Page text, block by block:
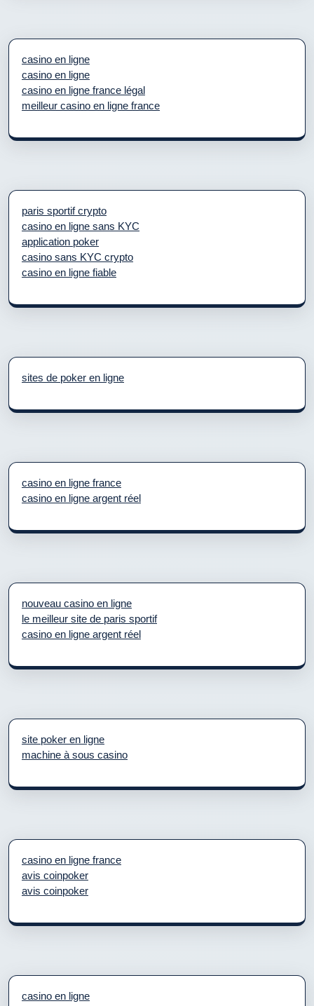
casino en ligne
casino en ligne
casino en ligne france légal
meilleur casino en ligne france
paris sportif crypto
casino en ligne sans KYC
application poker
casino sans KYC crypto
casino en ligne fiable
sites de poker en ligne
casino en ligne france
casino en ligne argent réel
nouveau casino en ligne
le meilleur site de paris sportif
casino en ligne argent réel
site poker en ligne
machine à sous casino
casino en ligne france
avis coinpoker
avis coinpoker
casino en ligne